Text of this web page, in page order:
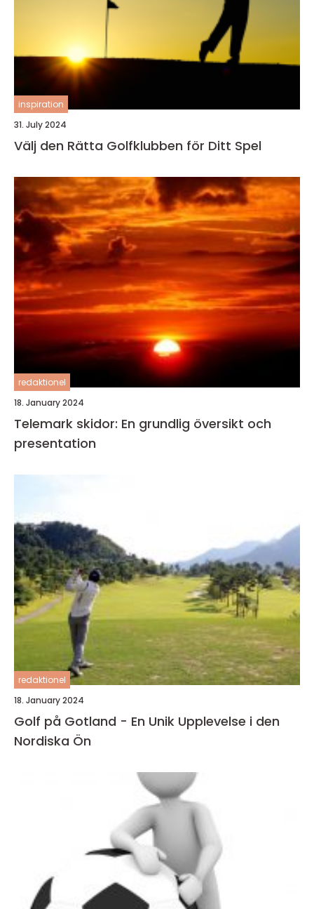
inspiration
31. July 2024
Välj den Rätta Golfklubben för Ditt Spel
redaktionel
18. January 2024
Telemark skidor: En grundlig översikt och
presentation
redaktionel
18. January 2024
Golf på Gotland - En Unik Upplevelse i den
Nordiska Ön